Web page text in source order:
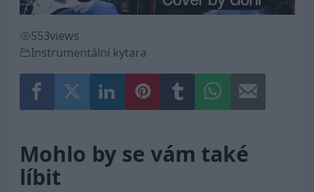
553views
Instrumentální kytara
Mohlo by se vám také
líbit